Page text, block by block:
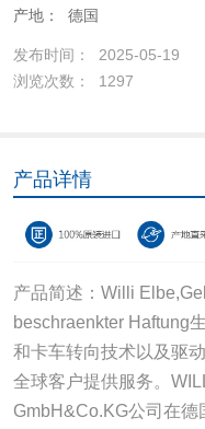
产地： 德国
发布时间： 2025-05-19
浏览次数： 1297
产品详情
产品简述：Willi
beschraenkter Haftung
和卡车转向技术以及驱
全球客户提供服务。
GmbH&Co.KG公司在